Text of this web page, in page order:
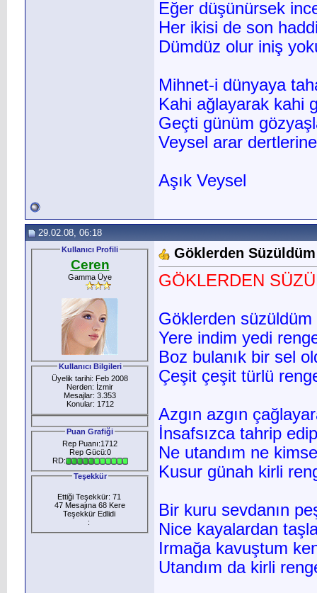
Eğer düşünürsek
Her ikisi de son
Dümdüz olur iniş
Mihnet-i dünyaya
Kahi ağlayarak kahi
Geçti günüm
Veysel arar
Aşık Veysel
29.02.08, 06:18
Kullanıcı Profili
Ceren
Gamma Üye
Kullanıcı Bilgileri
Üyelik tarihi: Feb 2008
Nerden: İzmir
Mesajlar: 3.353
Konular: 1712
Puan Grafiği
Rep Puanı:1712
Rep Gücü:0
RD:
Teşekkür
Ettiği Teşekkür: 71
47 Mesajına 68 Kere
Teşekkür Edlidi
:
Göklerden
GÖKLERDEN
Göklerden
Yere indim yedi
Boz bulanık bir sel
Çeşit çeşit türlü
Azgın azgın
İnsafsızca tahrip
Ne utandım ne
Kusur günah kirli
Bir kuru sevdanın
Nice kayalardan
Irmağa kavuştum
Utandım da kirli